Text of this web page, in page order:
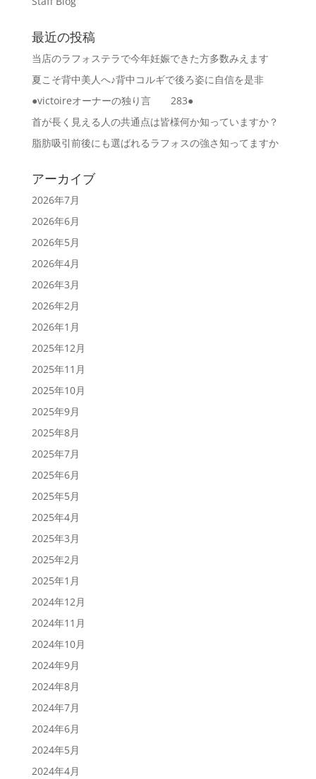
最近の投稿
当店のラフォステラで今年妊娠できた方多数みえます
夏こそ背中美人へ♪背中コルギで後ろ姿に自信を是非
●victoireオーナーの独り言 283●
首が長く見える人の共通点は皆様何か知っていますか？
脂肪吸引前後にも選ばれるラフォスの強さ知ってますか
アーカイブ
2026年7月
2026年6月
2026年5月
2026年4月
2026年3月
2026年2月
2026年1月
2025年12月
2025年11月
2025年10月
2025年9月
2025年8月
2025年7月
2025年6月
2025年5月
2025年4月
2025年3月
2025年2月
2025年1月
2024年12月
2024年11月
2024年10月
2024年9月
2024年8月
2024年7月
2024年6月
2024年5月
2024年4月